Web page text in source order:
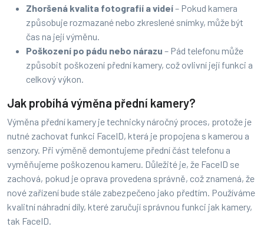
Zhoršená kvalita fotografií a videí– Pokud kamera
způsobuje rozmazané nebo zkreslené snímky, může být
čas na její výměnu.
Poškození po pádu nebo nárazu – Pád telefonu může
způsobit poškození přední kamery, což ovlivní její funkci a
celkový výkon.
Jak probíhá výměna přední kamery?
Výměna přední kamery je technicky náročný proces, protože je
nutné zachovat funkci FaceID, která je propojena s kamerou a
senzory. Při výměně demontujeme přední část telefonu a
vyměňujeme poškozenou kameru. Důležité je, že FaceID se
zachová, pokud je oprava provedena správně, což znamená, že
nové zařízení bude stále zabezpečeno jako předtím. Používáme
kvalitní náhradní díly, které zaručují správnou funkci jak kamery,
tak FaceID.